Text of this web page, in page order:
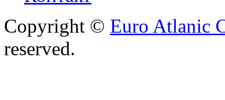
Copyright © Euro Atlanic
reserved.